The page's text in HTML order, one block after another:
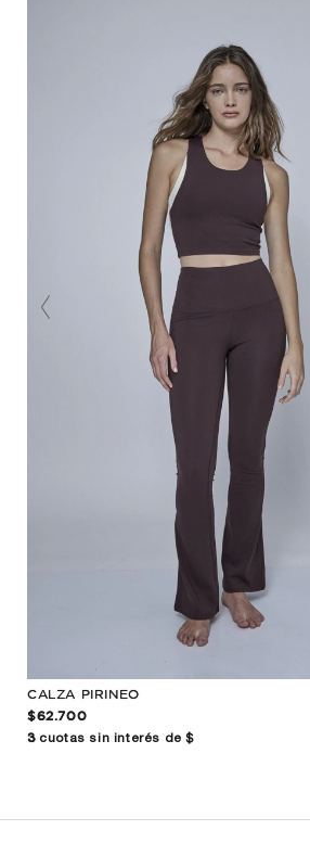
CALZA PIRINEO
$62.700
3cuotas sin interés de $